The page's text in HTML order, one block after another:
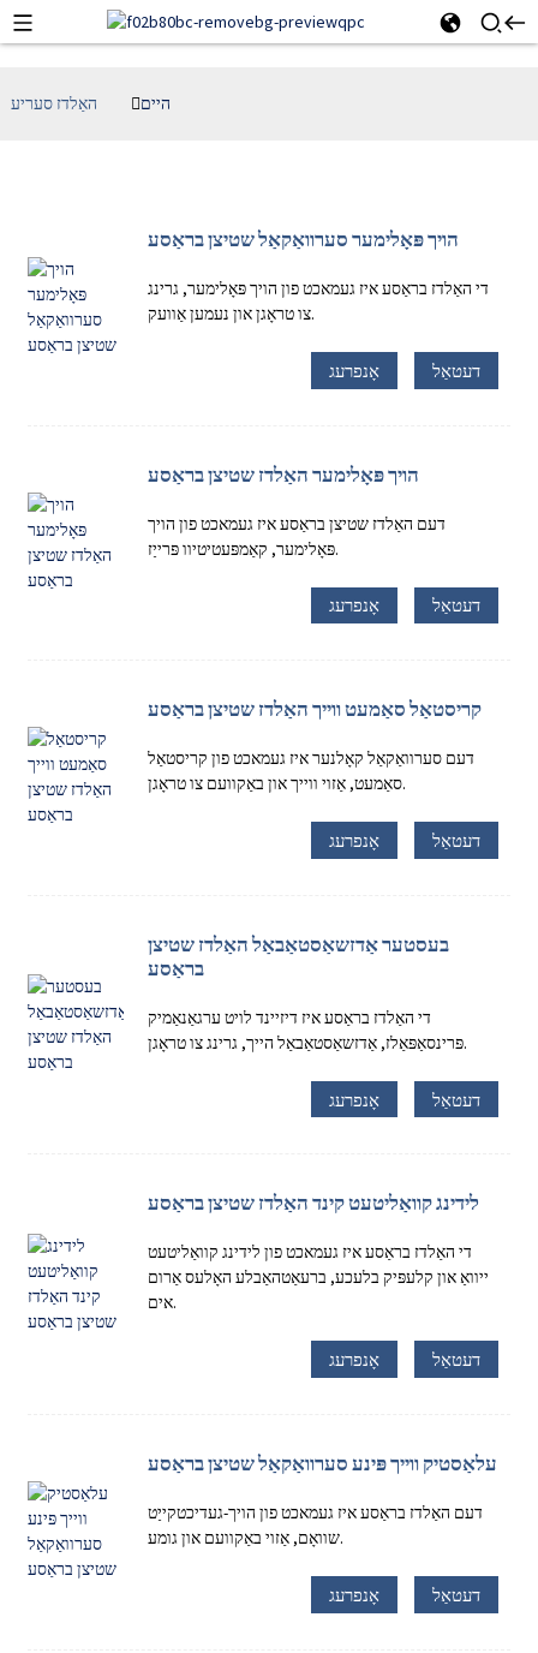
היים האַלדז סעריע
הויך פּאָלימער סערוואַקאַל שטיצן בראַסע
די האַלדז בראַסע איז געמאכט פון הויך פּאָלימער, גרינג
צו טראָגן און נעמען אַוועק.
אָנפרעג דעטאַל
הויך פּאָלימער האַלדז שטיצן בראַסע
דעם האַלדז שטיצן בראַסע איז געמאכט פון הויך
פּאָלימער, קאַמפּעטיטיוו פּרייַז.
אָנפרעג דעטאַל
קריסטאַל סאַמעט ווייך האַלדז שטיצן בראַסע
דעם סערוואַקאַל קאָלנער איז געמאכט פון קריסטאַל
סאַמעט, אַזוי ווייך און באַקוועם צו טראָגן.
אָנפרעג דעטאַל
בעסטער אַדזשאַסטאַבאַל האַלדז שטיצן
בראַסע
די האַלדז בראַסע איז דיזיינד לויט ערגאַנאַמיק
פּרינסאַפּאַלז, אַדזשאַסטאַבאַל הייך, גרינג צו טראָגן.
אָנפרעג דעטאַל
לידינג קוואַליטעט קינד האַלדז שטיצן בראַסע
די האַלדז בראַסע איז געמאכט פון לידינג קוואַליטעט
ייוואַ און קלעפּיק בלעכע, ברעאַטהאַבלע האָלעס אַרום
אים.
אָנפרעג דעטאַל
עלאַסטיק ווייך פּינע סערוואַקאַל שטיצן בראַסע
דעם האַלדז בראַסע איז געמאכט פון הויך-געדיכטקייַט
שוואָם, אַזוי באַקוועם און גומע.
אָנפרעג דעטאַל